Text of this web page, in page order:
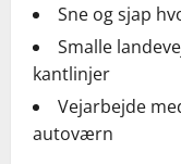
Sne og sjap
Smalle
kantlinjer
Vejarbejde
autoværn